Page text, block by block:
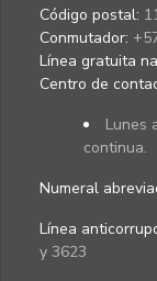
Código postal:
Conmutador:
Línea gratuita
Centro de
Lunes
continua.
Numeral
Línea
y 3623